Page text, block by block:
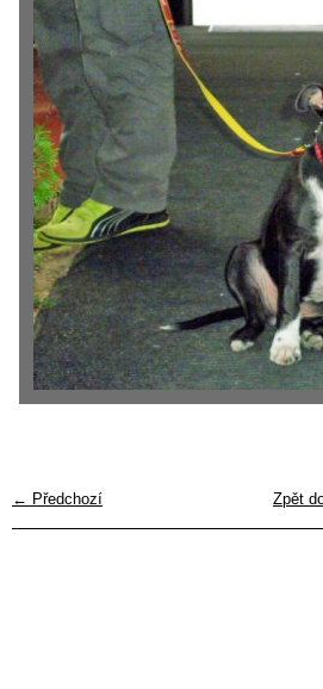
← Předchozí Zpět